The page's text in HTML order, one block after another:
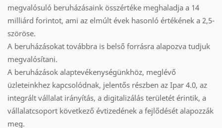
megvalósuló beruházásaink összértéke meghaladja a 14
milliárd forintot, ami az elmúlt évek hasonló értékének a 2,5-
szöröse.
A beruházásokat továbbra is belső forrásra alapozva tudjuk
megvalósítani.
A beruházások alaptevékenységünkhöz, meglévő
üzleteinkhez kapcsolódnak, jelentős részben az Ipar 4.0, az
integrált vállalat irányítás, a digitalizálás területét érintik, a
vállalatcsoport következő évtizedének a fejlődését alapozzák
meg.